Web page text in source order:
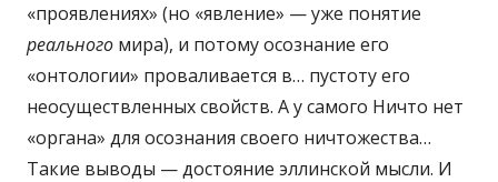
«проявлениях» (но «явление» — уже понятие
реального мира), и потому осознание его
«онтологии» проваливается в… пустоту его
неосуществленных свойств. А у самого Ничто нет
«органа» для осознания своего ничтожества…
Такие выводы — достояние эллинской мысли. И